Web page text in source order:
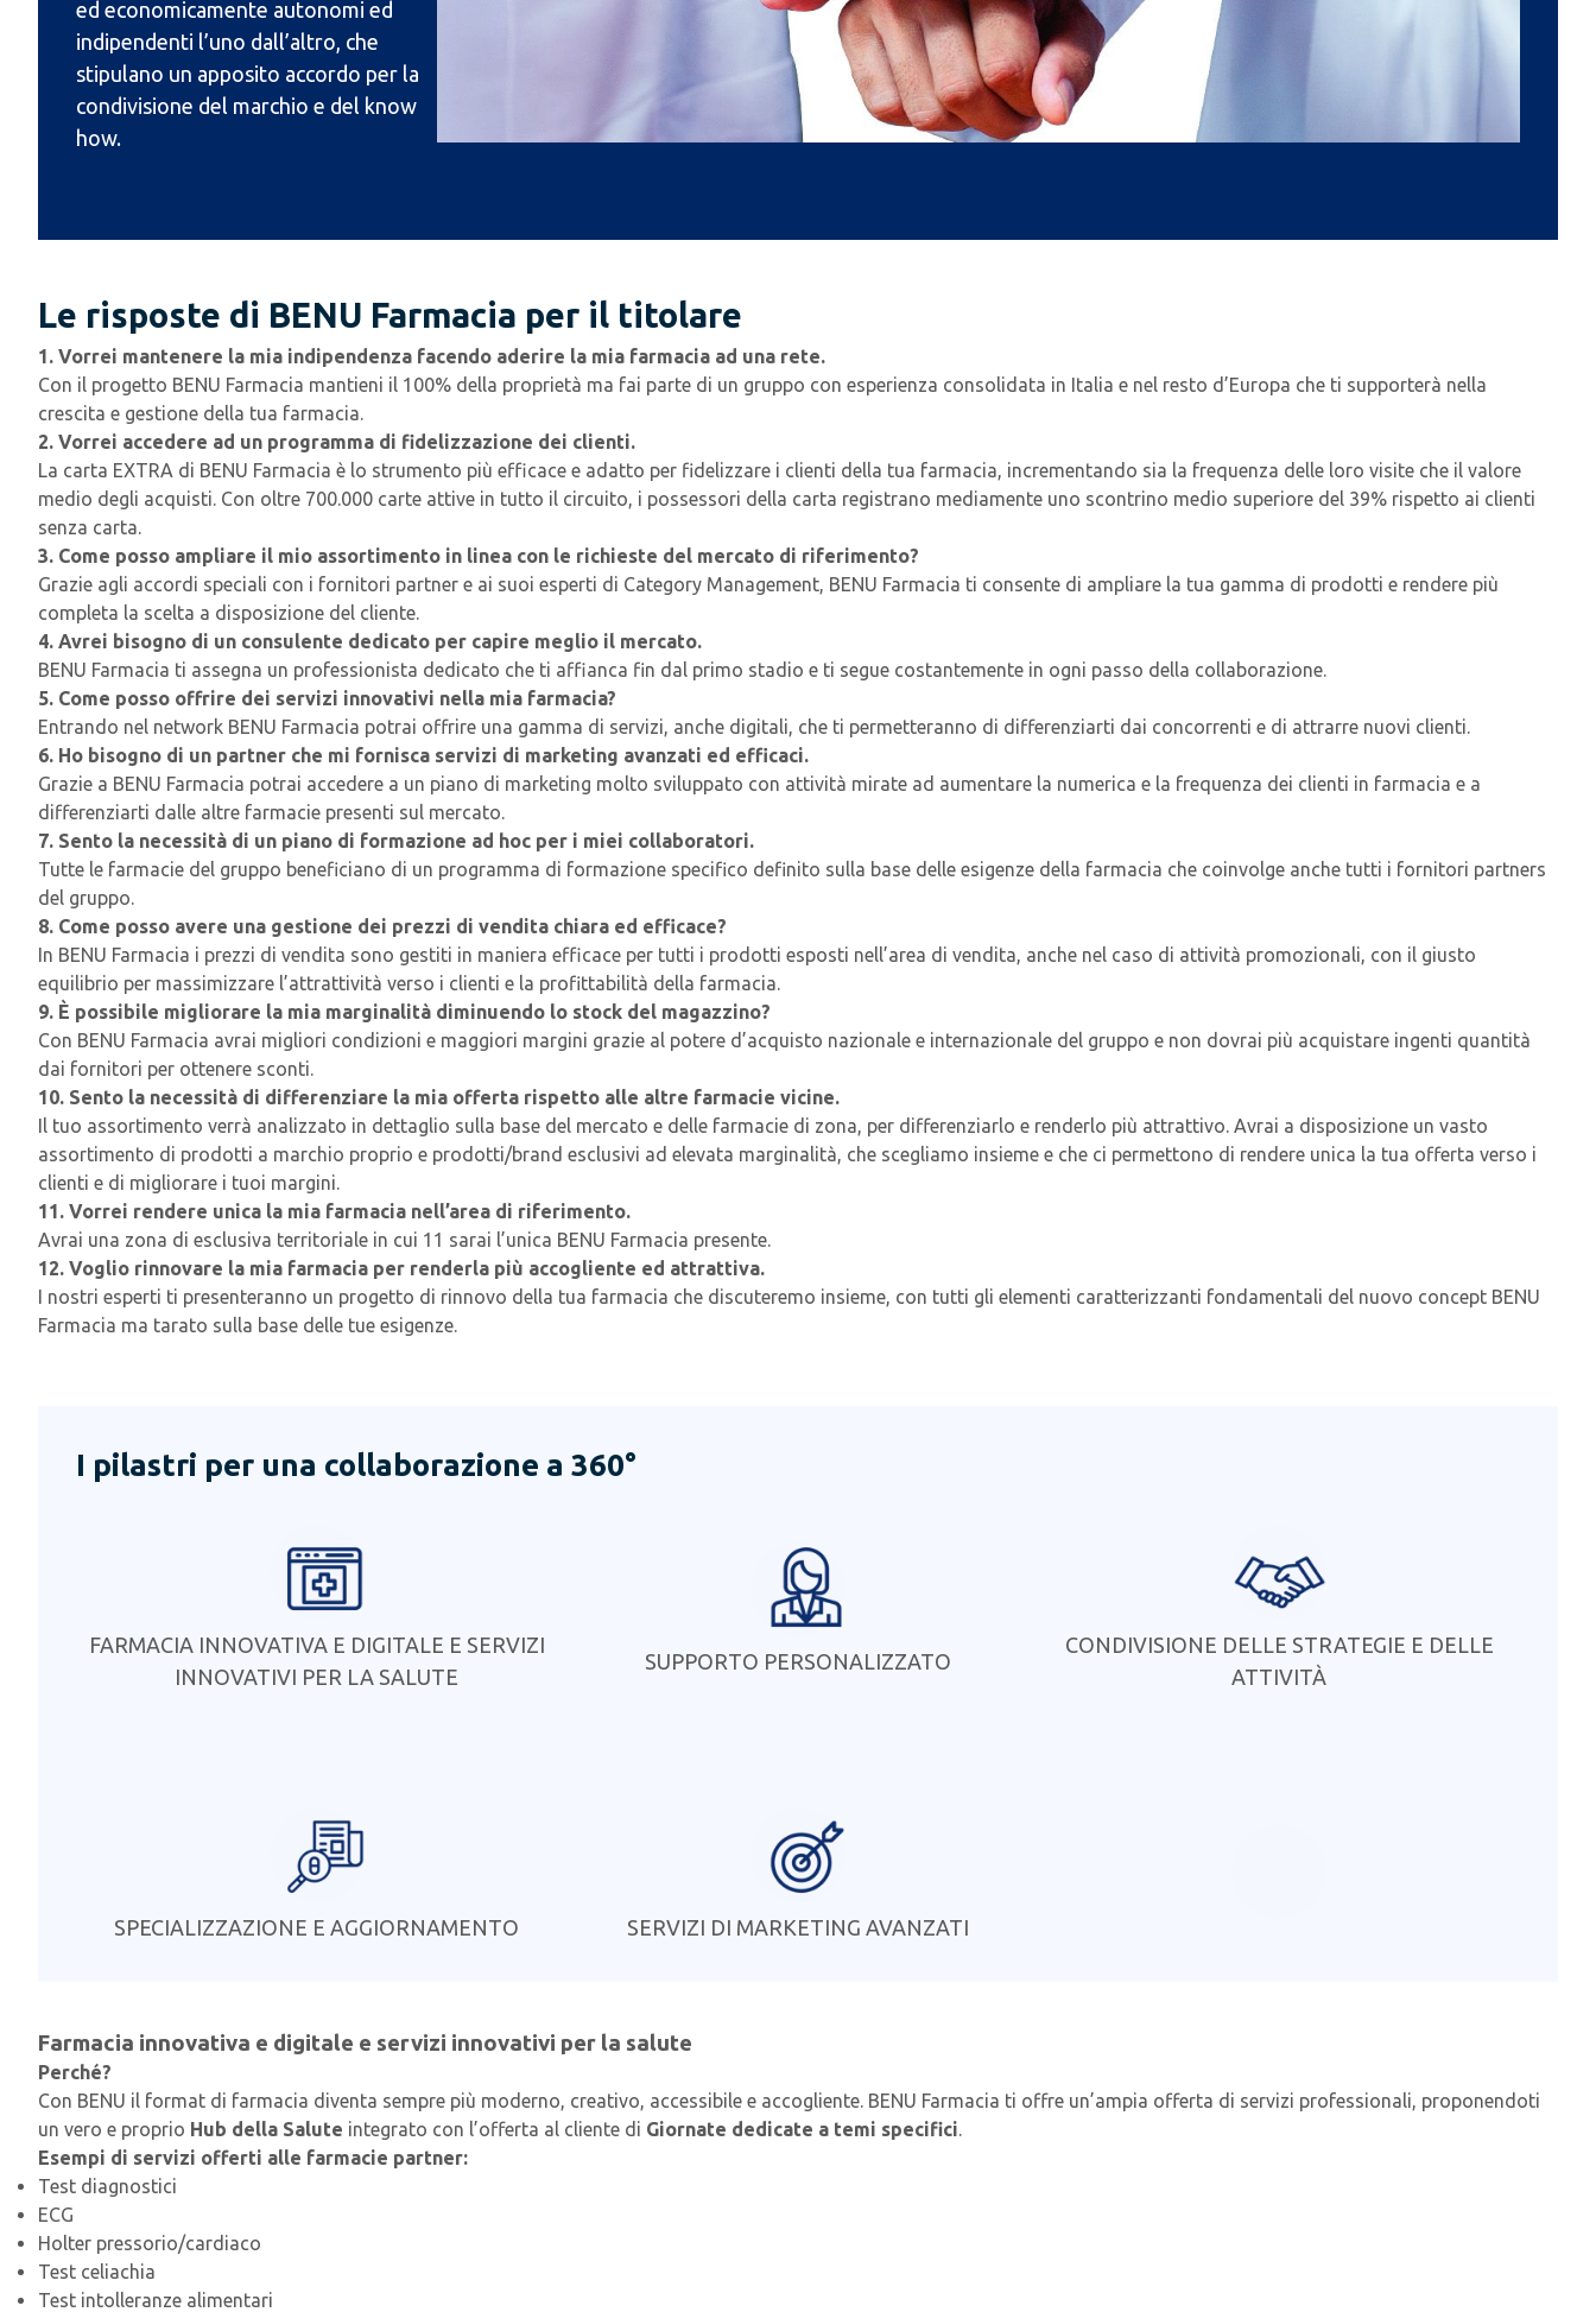
ed economicamente autonomi ed
indipendenti l’uno dall’altro, che
stipulano un apposito accordo per la
condivisione del marchio e del know
how.
Le risposte di BENU Farmacia per il titolare
1. Vorrei mantenere la mia indipendenza facendo aderire la mia farmacia ad una rete.
Con il progetto BENU Farmacia mantieni il 100% della proprietà ma fai parte di un gruppo con esperienza consolidata in Italia e nel resto d’Europa che ti supporterà nella
crescita e gestione della tua farmacia.
2. Vorrei accedere ad un programma di fidelizzazione dei clienti.
La carta EXTRA di BENU Farmacia è lo strumento più efficace e adatto per fidelizzare i clienti della tua farmacia, incrementando sia la frequenza delle loro visite che il valore
medio degli acquisti. Con oltre 700.000 carte attive in tutto il circuito, i possessori della carta registrano mediamente uno scontrino medio superiore del 39% rispetto ai clienti
senza carta.
3. Come posso ampliare il mio assortimento in linea con le richieste del mercato di riferimento?
Grazie agli accordi speciali con i fornitori partner e ai suoi esperti di Category Management, BENU Farmacia ti consente di ampliare la tua gamma di prodotti e rendere più
completa la scelta a disposizione del cliente.
4. Avrei bisogno di un consulente dedicato per capire meglio il mercato.
BENU Farmacia ti assegna un professionista dedicato che ti affianca fin dal primo stadio e ti segue costantemente in ogni passo della collaborazione.
5. Come posso offrire dei servizi innovativi nella mia farmacia?
Entrando nel network BENU Farmacia potrai offrire una gamma di servizi, anche digitali, che ti permetteranno di differenziarti dai concorrenti e di attrarre nuovi clienti.
6. Ho bisogno di un partner che mi fornisca servizi di marketing avanzati ed efficaci.
Grazie a BENU Farmacia potrai accedere a un piano di marketing molto sviluppato con attività mirate ad aumentare la numerica e la frequenza dei clienti in farmacia e a
differenziarti dalle altre farmacie presenti sul mercato.
7. Sento la necessità di un piano di formazione ad hoc per i miei collaboratori.
Tutte le farmacie del gruppo beneficiano di un programma di formazione specifico definito sulla base delle esigenze della farmacia che coinvolge anche tutti i fornitori partners
del gruppo.
8. Come posso avere una gestione dei prezzi di vendita chiara ed efficace?
In BENU Farmacia i prezzi di vendita sono gestiti in maniera efficace per tutti i prodotti esposti nell’area di vendita, anche nel caso di attività promozionali, con il giusto
equilibrio per massimizzare l’attrattività verso i clienti e la profittabilità della farmacia.
9. È possibile migliorare la mia marginalità diminuendo lo stock del magazzino?
Con BENU Farmacia avrai migliori condizioni e maggiori margini grazie al potere d’acquisto nazionale e internazionale del gruppo e non dovrai più acquistare ingenti quantità
dai fornitori per ottenere sconti.
10. Sento la necessità di differenziare la mia offerta rispetto alle altre farmacie vicine.
Il tuo assortimento verrà analizzato in dettaglio sulla base del mercato e delle farmacie di zona, per differenziarlo e renderlo più attrattivo. Avrai a disposizione un vasto
assortimento di prodotti a marchio proprio e prodotti/brand esclusivi ad elevata marginalità, che scegliamo insieme e che ci permettono di rendere unica la tua offerta verso i
clienti e di migliorare i tuoi margini.
11. Vorrei rendere unica la mia farmacia nell’area di riferimento.
Avrai una zona di esclusiva territoriale in cui 11 sarai l’unica BENU Farmacia presente.
12. Voglio rinnovare la mia farmacia per renderla più accogliente ed attrattiva.
I nostri esperti ti presenteranno un progetto di rinnovo della tua farmacia che discuteremo insieme, con tutti gli elementi caratterizzanti fondamentali del nuovo concept BENU
Farmacia ma tarato sulla base delle tue esigenze.
I pilastri per una collaborazione a 360°
FARMACIA INNOVATIVA E DIGITALE E SERVIZI
INNOVATIVI PER LA SALUTE
SUPPORTO PERSONALIZZATO
CONDIVISIONE DELLE STRATEGIE E DELLE
ATTIVITÀ
SPECIALIZZAZIONE E AGGIORNAMENTO SERVIZI DI MARKETING AVANZATI
Farmacia innovativa e digitale e servizi innovativi per la salute
Perché?
Con BENU il format di farmacia diventa sempre più moderno, creativo, accessibile e accogliente. BENU Farmacia ti offre un’ampia offerta di servizi professionali, proponendoti
un vero e proprio Hub della Salute integrato con l’offerta al cliente di Giornate dedicate a temi specifici.
Esempi di servizi offerti alle farmacie partner:
Test diagnostici
ECG
Holter pressorio/cardiaco
Test celiachia
Test intolleranze alimentari